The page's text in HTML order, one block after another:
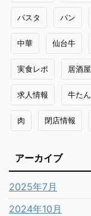
パスタ パン
中華 仙台牛
実食レポ 居酒屋
求人情報 牛たん
肉 閉店情報
アーカイブ
2025年7月
2024年10月